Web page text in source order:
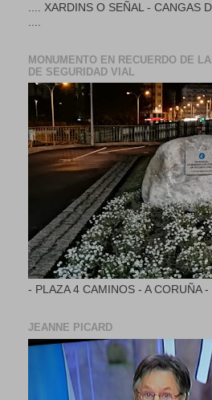
.... XARDINS O SEÑAL - CANGAS
MONUMENTO EN RECUERDO DE
DE SEGURIDAD VIAL
- PLAZA 4 CAMINOS - A CORUÑA -
JEANNE PICARD